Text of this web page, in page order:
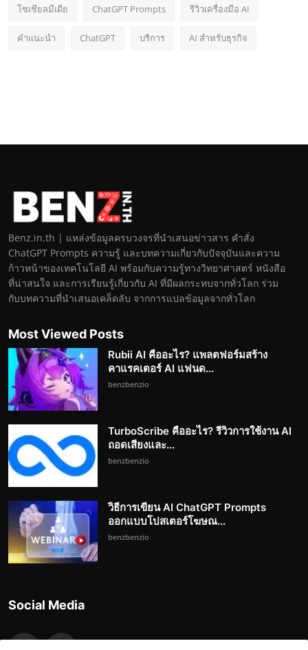
โซเชียลมีเดีย ChatGPT Prompts รีวิวเครื่องมือ AI
คำแนะนำ ChatGPT บริการ AI สำหรับธุรกิจ
Benz.in.th | แหล่งข้อมูลครบวงจรที่นำเสนอข่าวสาร คำสั่ง
ChatGPT Prompts ความรู้ และบทความเกี่ยวกับปัจจุบันและความ
ก้าวหน้าของเทคโนโลยี AI พร้อมกับความรู้ทางวิทยาศาสตร์ หนังสือ
ที่น่าสนใจ และการเรียนรู้เกี่ยวกับ AI ที่มีผลกระทบจากทั่วโลก ร่วม
กับบทความที่นำเสนอเคล็ดลับ จากการแปลข้อมูลจากทั่วโลก
Most Viewed Posts
Rubii AI คืออะไร? แพลตฟอร์มสร้าง
คาแรคเตอร์ AI แฟนด...
benzbenzio
TurboScribe คืออะไร? รีวิวการใช้งาน AI
ถอดเสียงและ...
benzbenzio
วิธีการเขียน AI ChatGPT Prompts
ออกแบบโปสเตอร์โฆษณ...
benzbenzio
Social Media